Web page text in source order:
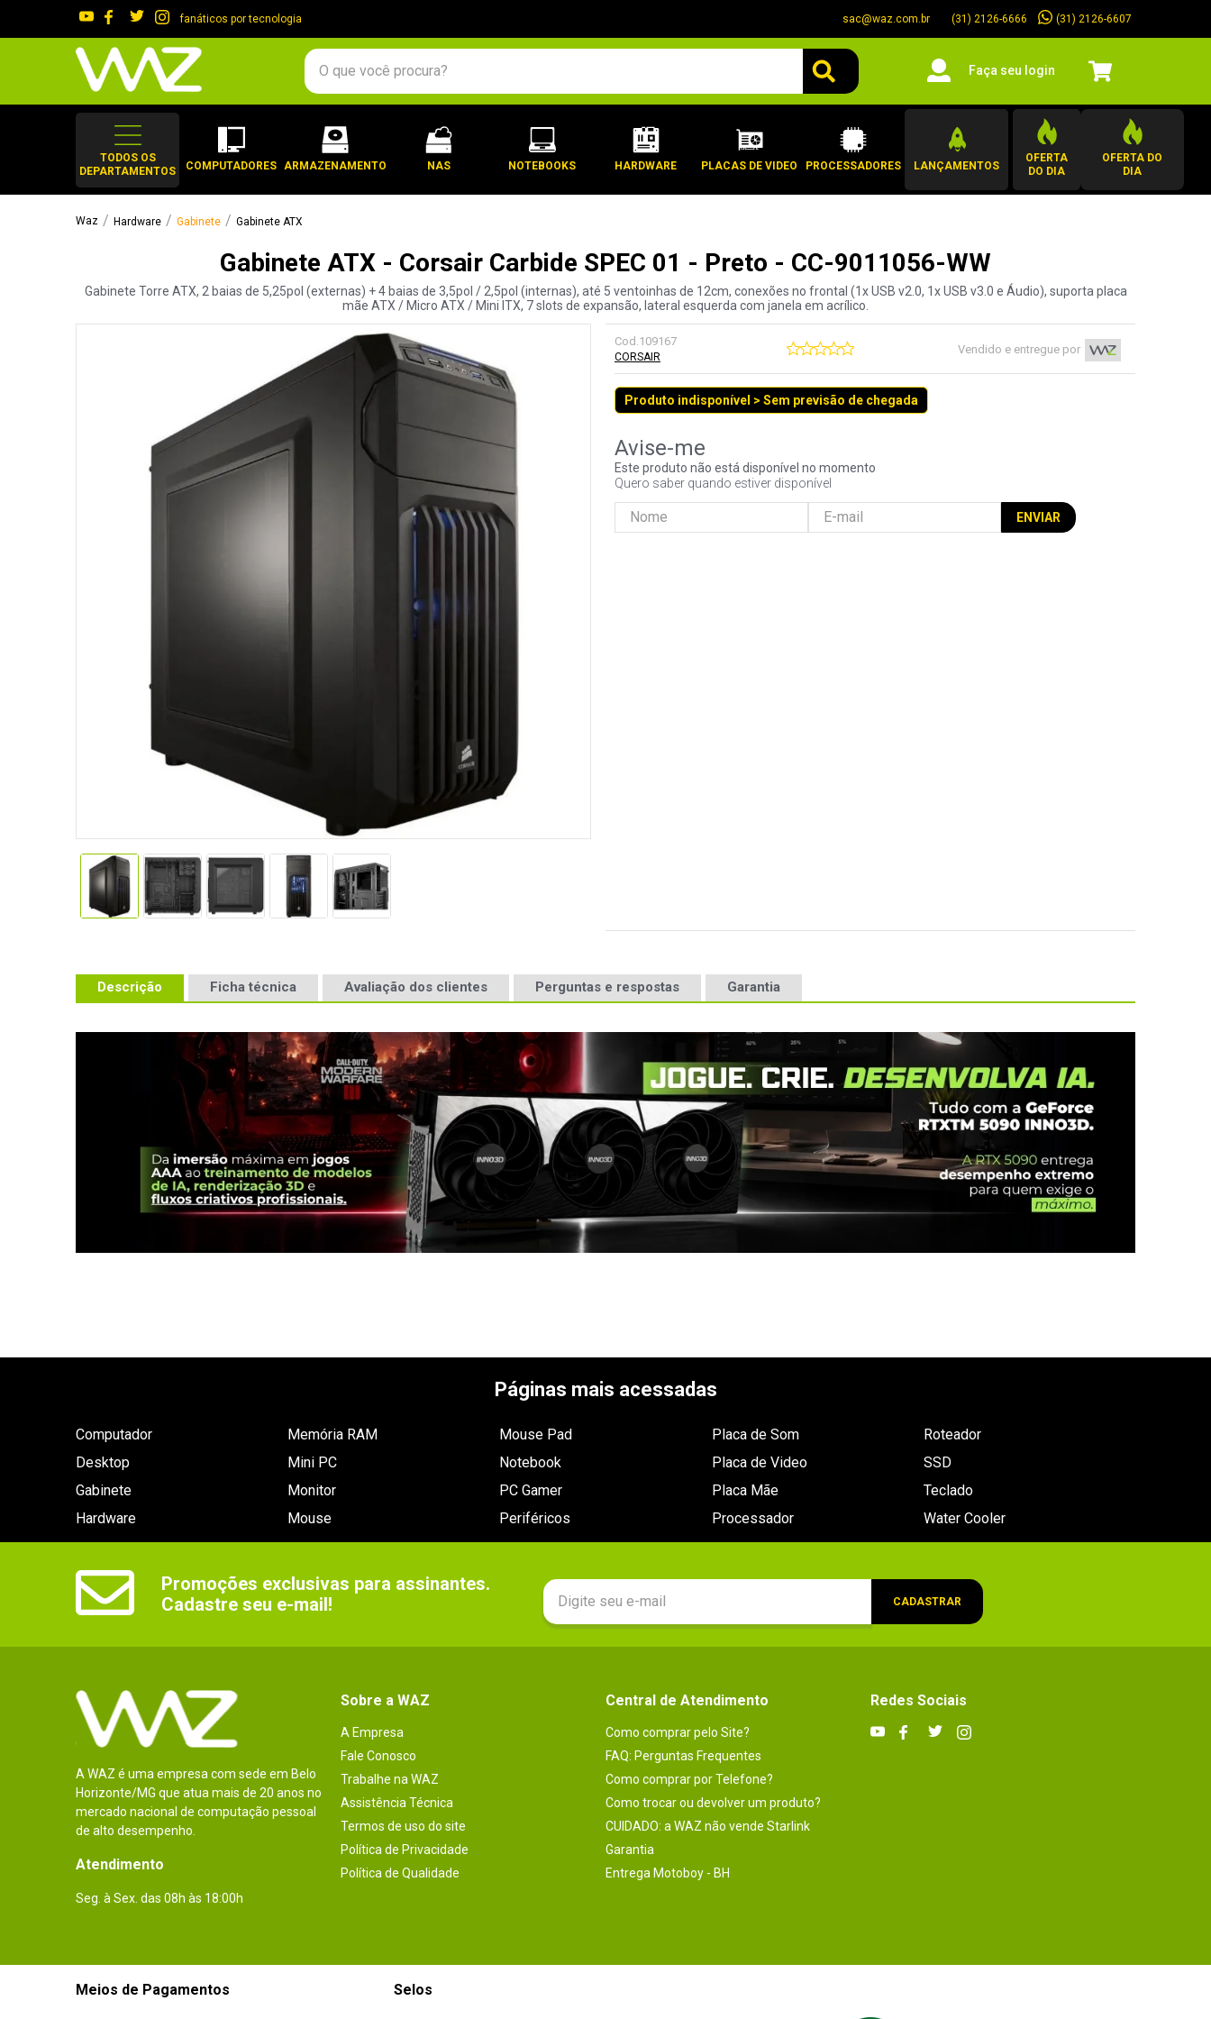
fanáticos por tecnologia sac@waz.com.br (31) 2126-6666 (31) 2126-6607
O que você procura?
Faça seu login
TODOS OS
DEPARTAMENTOS
COMPUTADORES ARMAZENAMENTO NAS NOTEBOOKS HARDWARE PLACAS DE VIDEO PROCESSADORES LANÇAMENTOS
OFERTA
DO DIA
OFERTA DO
DIA
Hardware Gabinete Gabinete ATX
Gabinete ATX - Corsair Carbide SPEC 01 - Preto - CC-9011056-WW
Gabinete Torre ATX, 2 baias de 5,25pol (externas) + 4 baias de 3,5pol / 2,5pol (internas), até 5 ventoinhas de 12cm, conexões no frontal (1x USB v2.0, 1x USB v3.0 e Áudio), suporta placa
mãe ATX / Micro ATX / Mini ITX, 7 slots de expansão, lateral esquerda com janela em acrílico.
Cod.109167
CORSAIR
Vendido e entregue por
Produto indisponível > Sem previsão de chegada
Este produto não está disponível no momento
Quero saber quando estiver disponível
ENVIAR
Descrição Ficha técnica Avaliação dos clientes Perguntas e respostas Garantia
Páginas mais acessadas
Computador
Desktop
Gabinete
Hardware
Memória RAM
Mini PC
Monitor
Mouse
Mouse Pad
Notebook
PC Gamer
Periféricos
Placa de Som
Placa de Video
Placa Mãe
Processador
Roteador
SSD
Teclado
Water Cooler
Promoções exclusivas para assinantes.
Cadastre seu e-mail!
CADASTRAR
A WAZ é uma empresa com sede em Belo
Horizonte/MG que atua mais de 20 anos no
mercado nacional de computação pessoal
de alto desempenho.
Atendimento
Seg. à Sex. das 08h às 18:00h
Sobre a WAZ
A Empresa
Fale Conosco
Trabalhe na WAZ
Assistência Técnica
Termos de uso do site
Política de Privacidade
Política de Qualidade
Central de Atendimento
Como comprar pelo Site?
FAQ: Perguntas Frequentes
Como comprar por Telefone?
Como trocar ou devolver um produto?
CUIDADO: a WAZ não vende Starlink
Garantia
Entrega Motoboy - BH
Redes Sociais
Meios de Pagamentos Selos
gabinete
2º
keychron
5º
openbox
6º
mouse
jonsbo
8º
fractal
controle